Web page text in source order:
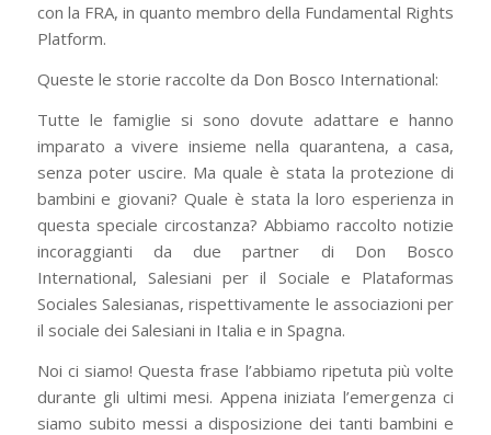
con la FRA, in quanto membro della Fundamental Rights
Platform.
Queste le storie raccolte da Don Bosco International:
Tutte le famiglie si sono dovute adattare e hanno
imparato a vivere insieme nella quarantena, a casa,
senza poter uscire. Ma quale è stata la protezione di
bambini e giovani? Quale è stata la loro esperienza in
questa speciale circostanza? Abbiamo raccolto notizie
incoraggianti da due partner di Don Bosco
International, Salesiani per il Sociale e Plataformas
Sociales Salesianas, rispettivamente le associazioni per
il sociale dei Salesiani in Italia e in Spagna.
Noi ci siamo! Questa frase l’abbiamo ripetuta più volte
durante gli ultimi mesi. Appena iniziata l’emergenza ci
siamo subito messi a disposizione dei tanti bambini e